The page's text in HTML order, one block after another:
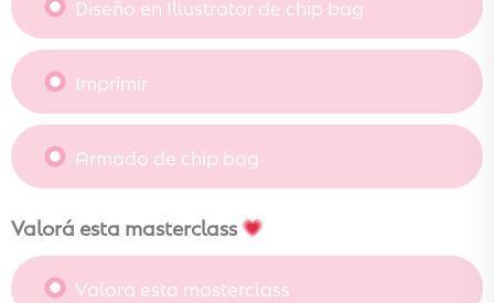
Diseño en Illustrator de chip bag
Imprimir
Armado de chip bag
Valorá esta masterclass
Valorá esta masterclass